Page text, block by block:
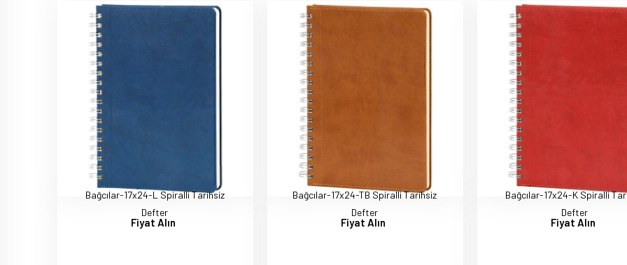
Bağcılar-17x24-L Spiralli Tarihsiz
Defter
Fiyat Alın
Bağcılar-17x24-TB Spiralli Tarihsiz
Defter
Fiyat Alın
Bağcılar-17x24-K Spiralli
Defter
Fiyat Alın